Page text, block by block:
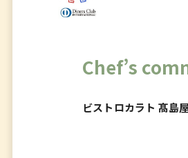
Chef’s
ビストロカラト 髙島